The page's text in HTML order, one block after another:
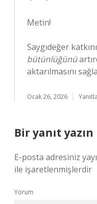
Metin!
Saygıdeğer
bütünlüğünü
aktarılmasını
Ocak 26, 2026 Yanıtla
Bir yanıt yazın
E-posta adresiniz
ile işaretlenmişlerdir
Yorum